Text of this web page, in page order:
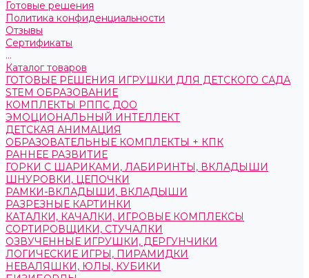
Готовые решения
Политика конфиденциальности
Отзывы
Сертификаты
...
Каталог товаров
ГОТОВЫЕ РЕШЕНИЯ ИГРУШКИ ДЛЯ ДЕТСКОГО САДА
STEM ОБРАЗОВАНИЕ
КОМПЛЕКТЫ РППС ДОО
ЭМОЦИОНАЛЬНЫЙ ИНТЕЛЛЕКТ
ДЕТСКАЯ АНИМАЦИЯ
ОБРАЗОВАТЕЛЬНЫЕ КОМПЛЕКТЫ + КПК
РАННЕЕ РАЗВИТИЕ
ГОРКИ С ШАРИКАМИ, ЛАБИРИНТЫ, ВКЛАДЫШИ
ШНУРОВКИ, ЦЕПОЧКИ
РАМКИ-ВКЛАДЫШИ, ВКЛАДЫШИ
РАЗРЕЗНЫЕ КАРТИНКИ
КАТАЛКИ, КАЧАЛКИ, ИГРОВЫЕ КОМПЛЕКСЫ
СОРТИРОВЩИКИ, СТУЧАЛКИ
ОЗВУЧЕННЫЕ ИГРУШКИ, ДЕРГУНЧИКИ
ЛОГИЧЕСКИЕ ИГРЫ, ПИРАМИДКИ
НЕВАЛЯШКИ, ЮЛЫ, КУБИКИ